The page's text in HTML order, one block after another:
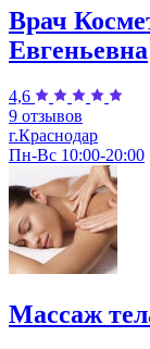
Врач
Евгеньевна
4,6
9 отзывов
г.Краснодар
Пн-Вс 10:00-20:00
Массаж